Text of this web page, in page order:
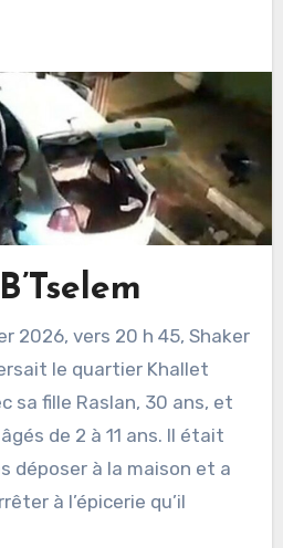
le quartier Khallet
sa fille Raslan, 30 ans, et
de 2 à 11 ans. Il était
déposer à la maison et a
à l’épicerie qu’il